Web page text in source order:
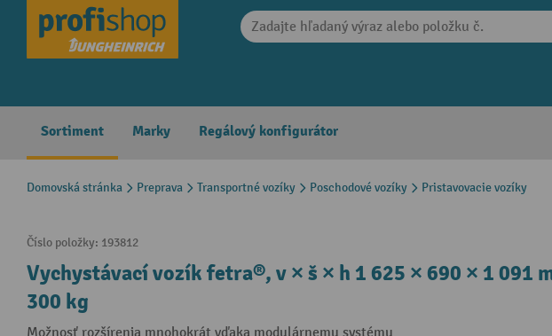
Skip to main navigation
Sortiment Marky Regálový konfigurátor
Domovská stránka Preprava Transportné vozíky Poschodové vozíky Pristavovacie vozíky
Číslo položky: 193812
Vychystávací vozík fetra®, v × š × h 1 625 × 690 × 1 091
300 kg